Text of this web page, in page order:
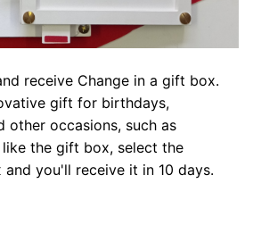
receive Change in a gift box.
gift for birthdays,
other occasions, such as
the gift box, select the
you'll receive it in 10 days.